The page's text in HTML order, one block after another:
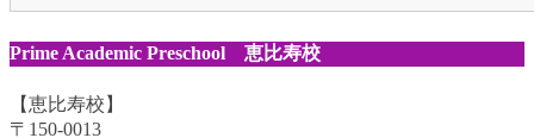
Prime Academic Preschool 恵比寿校
【恵比寿校】
〒150-0013